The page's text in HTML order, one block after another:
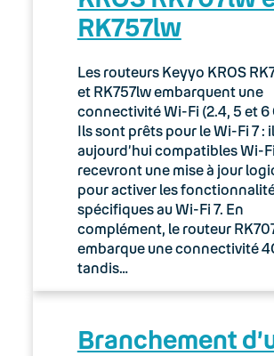
03. Accès Internet
04. Téléphonie fixe
05. Téléphonie Mobile
06. Cybersécurité
Keyyo Connect
Keyyo Visio
RK757lw
Les routeurs Keyyo KROS
et RK757lw embarquent une
connectivité Wi-Fi (2.4, 5 et 6
Ils sont prêts pour le Wi-Fi 7 :
aujourd’hui compatibles Wi-
recevront une mise à jour
pour activer les
spécifiques au Wi-Fi 7. En
complément, le routeur
embarque une connectivité
tandis…
Branchement